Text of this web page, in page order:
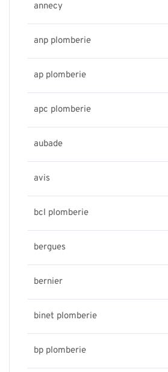
annecy
anp plomberie
ap plomberie
apc plomberie
aubade
avis
bcl plomberie
bergues
bernier
binet plomberie
bp plomberie